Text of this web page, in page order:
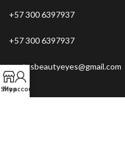
+57 300 6397937
+57 300 6397937
ventasbeautyeyes@gmail.com
Shop
My account